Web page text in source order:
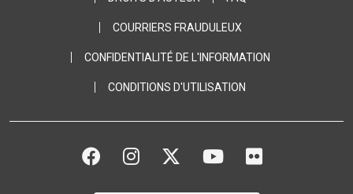
COURRIERS FRAUDULEUX
CONFIDENTIALITÉ DE L'INFORMATION
CONDITIONS D'UTILISATION
FACEBOOK
INSTAGRAM
TWITTERYOUTUBE
FLICKR